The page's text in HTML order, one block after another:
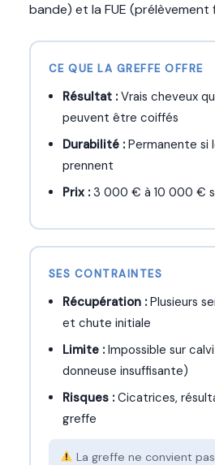
bande) et la FUE (prélèvement
CE QUE LA GREFFE OFFRE
Résultat : Vrais cheveux
peuvent être coiffés
Durabilité : Permanente si
prennent
Prix : 3 000 € à 10 000 €
SES CONTRAINTES
Récupération : Plusieurs
et chute initiale
Limite : Impossible sur
donneuse insuffisante)
Risques : Cicatrices,
greffe
La greffe ne convient